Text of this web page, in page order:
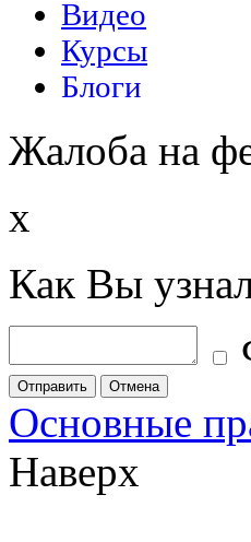
Жалоба на
x
Как Вы
Отправить Отмена
Основные
Наверх